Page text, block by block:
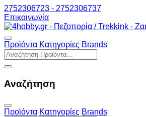
2752306723 - 2752306737
Επικοινωνία
Προϊόντα Κατηγορίες Brands
Αναζήτηση
Προϊόντα Κατηγορίες Brands